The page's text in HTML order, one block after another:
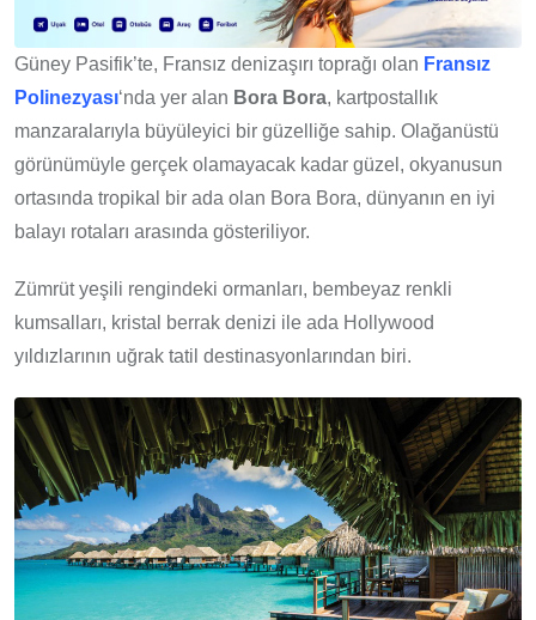
Güney Pasifik’te, Fransız denizaşırı toprağı olan Fransız
Polinezyası‘nda yer alan Bora Bora, kartpostallık
manzaralarıyla büyüleyici bir güzelliğe sahip. Olağanüstü
görünümüyle gerçek olamayacak kadar güzel, okyanusun
ortasında tropikal bir ada olan Bora Bora, dünyanın en iyi
balayı rotaları arasında gösteriliyor.
Zümrüt yeşili rengindeki ormanları, bembeyaz renkli
kumsalları, kristal berrak denizi ile ada Hollywood
yıldızlarının uğrak tatil destinasyonlarından biri.